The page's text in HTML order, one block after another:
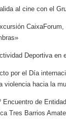
al cine con el
CaixaForum,
Deportiva en
por el Día
violencia hacia la
Encuentro de
Tres Barrios Amate